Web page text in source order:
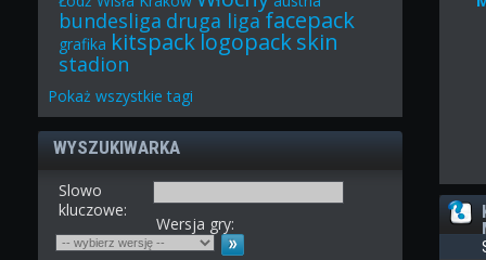
bundesliga druga ligafacepack
grafika kitspacklogopackskin
stadion
Pokażwszystkie tagi
WYSZUKIWARKA
Slowo
kluczowe:
Wersja gry: